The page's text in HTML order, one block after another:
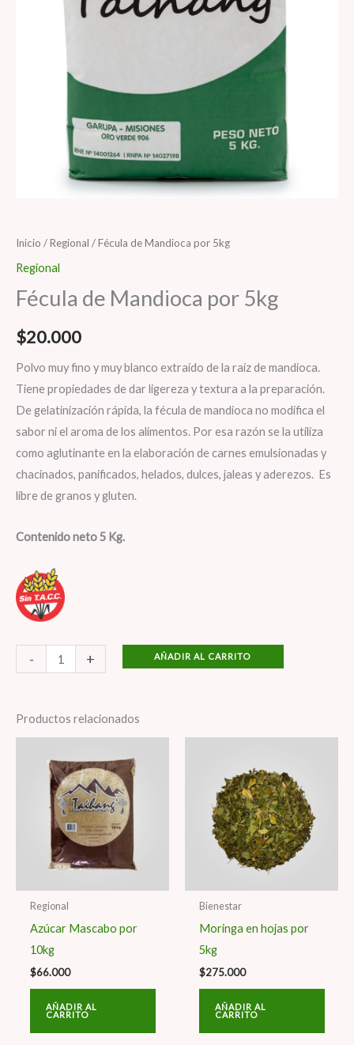
Inicio /Regional / Fécula de Mandioca por 5kg
Regional
Fécula de Mandioca por 5kg
$20.000
Polvo muy fino y muy blanco extraído de la raíz de mandioca.
Tiene propiedades de dar ligereza y textura a la preparación.
De gelatinización rápida, la fécula de mandioca no modifica el
sabor ni el aroma de los alimentos. Por esa razón se la utiliza
como aglutinante en la elaboración de carnes emulsionadas y
chacinados, panificados, helados, dulces, jaleas y aderezos. Es
libre de granos y gluten.
Contenido neto 5 Kg.
-
Fécula
de
por
5kg
cantidad
+ AÑADIR AL CARRITO
Productos relacionados
Regional
Azúcar Mascabo por
10kg
$66.000
AÑADIR AL
CARRITO
Bienestar
Moringa en hojas por
5kg
$275.000
AÑADIR AL
CARRITO